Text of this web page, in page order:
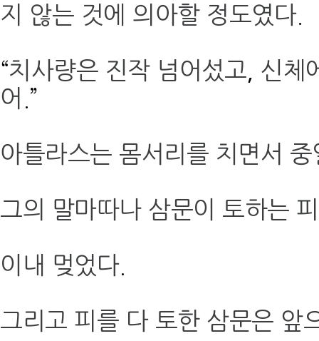
지 않는 것에 의아할 정도였다.
“치사량은 진작 넘어섰고
신체
어 .”
아틀라스는 몸서리를 치면서 중
그의 말마따나 삼문이 토하는
이내 멎었다.
그리고 피를 다 토한 삼문은 앞